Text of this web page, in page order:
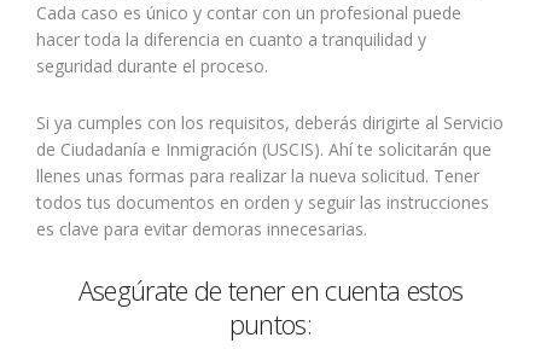
Cada caso es único y contar con un profesional puede
hacer toda la diferencia en cuanto a tranquilidad y
seguridad durante el proceso.
Si ya cumples con los requisitos, deberás dirigirte al Servicio
de Ciudadanía e Inmigración (USCIS). Ahí te solicitarán que
llenes unas formas para realizar la nueva solicitud. Tener
todos tus documentos en orden y seguir las instrucciones
es clave para evitar demoras innecesarias.
Asegúrate de tener en cuenta estos
puntos: